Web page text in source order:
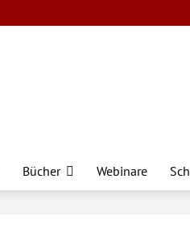
Bücher Webinare